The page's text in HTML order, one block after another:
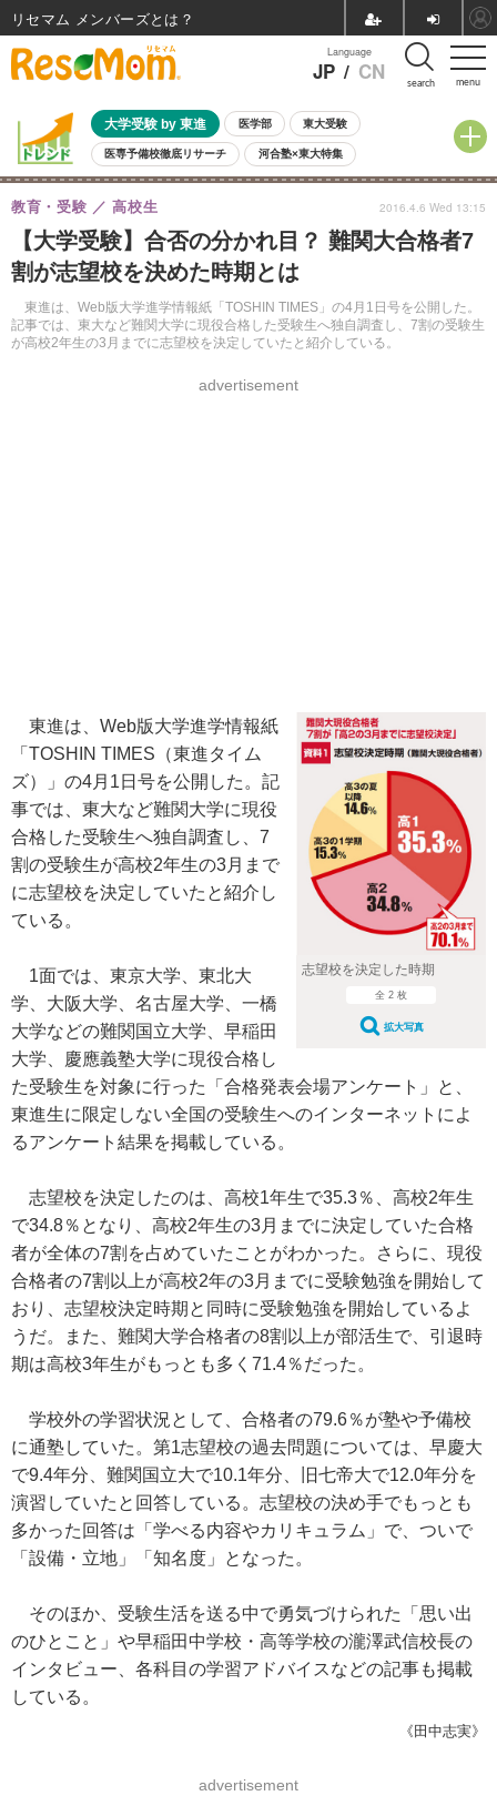
menu
Language
JP / CN search
大学受験 by 東進 医学部 東大受験
医専予備校徹底リサーチ 河合塾×東大特集
親子で考える大学選び 高校受験 中学受験 小学校受験
共通テスト 夏休み
8月開催イベント・WS 全国公立高校 過去問 人気記事
自由研究教材（小学生向け） 自由研究教材（中学生向け）
【大学受験】合否の分かれ目？ 難関大合格者7
割が志望校を決めた時期とは
東進は、Web版大学進学情報紙「TOSHIN TIMES」の4月1日号を公開した。
記事では、東大など難関大学に現役合格した受験生へ独自調査し、7割の受験生
が高校2年生の3月までに志望校を決定していたと紹介している。
教育・受験 高校生
advertisement
2016.4.6 Wed 13:15
志望校を決定した時期
全 2 枚
拡大写真
東進は、Web版大学進学情報紙
「TOSHIN TIMES（東進タイム
ズ）」の4月1日号を公開した。記
事では、東大など難関大学に現役
合格した受験生へ独自調査し、7
割の受験生が高校2年生の3月まで
に志望校を決定していたと紹介し
ている。
1面では、東京大学、東北大
学、大阪大学、名古屋大学、一橋
大学などの難関国立大学、早稲田
大学、慶應義塾大学に現役合格し
た受験生を対象に行った「合格発表会場アンケート」と、
東進生に限定しない全国の受験生へのインターネットによ
るアンケート結果を掲載している。
志望校を決定したのは、高校1年生で35.3％、高校2年生
で34.8％となり、高校2年生の3月までに決定していた合格
者が全体の7割を占めていたことがわかった。さらに、現役
合格者の7割以上が高校2年の3月までに受験勉強を開始して
おり、志望校決定時期と同時に受験勉強を開始しているよ
うだ。また、難関大学合格者の8割以上が部活生で、引退時
期は高校3年生がもっとも多く71.4％だった。
学校外の学習状況として、合格者の79.6％が塾や予備校
に通塾していた。第1志望校の過去問題については、早慶大
で9.4年分、難関国立大で10.1年分、旧七帝大で12.0年分を
演習していたと回答している。志望校の決め手でもっとも
多かった回答は「学べる内容やカリキュラム」で、ついで
「設備・立地」「知名度」となった。
そのほか、受験生活を送る中で勇気づけられた「思い出
のひとこと」や早稲田中学校・高等学校の瀧澤武信校長の
インタビュー、各科目の学習アドバイスなどの記事も掲載
している。
《田中志実》
advertisement
リセマム メンバーズ